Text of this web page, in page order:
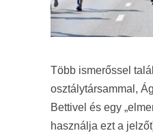
Több ismerőssel
osztálytársammal,
Bettivel és egy
használja ezt a